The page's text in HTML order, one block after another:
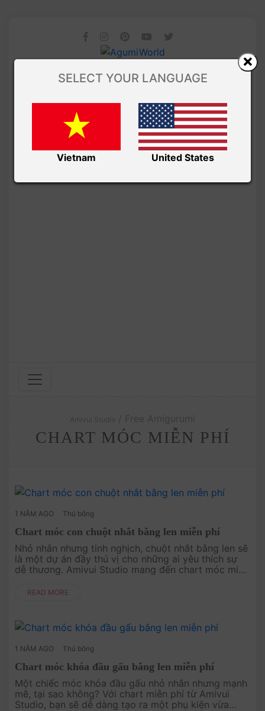
CHART MÓC MIỄN PHÍ
1 NĂM AGO Thú bông
Chart móc con chuột nhắt bằng len miễn phí
Nhỏ nhắn nhưng tinh nghịch, chuột nhắt bằng len sẽ
là một dự án đầy thú vị cho những ai yêu thích sự
dễ thương. Amivui Studio mang đến chart móc miễn
yêu, phù hợp để là....
READ MORE
1 NĂM AGO Thú bông
Chart móc khóa đầu gấu bằng len miễn phí
Một chiếc móc khóa đầu gấu nhỏ nhắn nhưng mạnh
mẽ, tại sao không? Với chart miễn phí từ Amivui
Studio, bạn sẽ dễ dàng tạo ra một phụ kiện vừa
SELECT YOUR LANGUAGE
Vietnam United States